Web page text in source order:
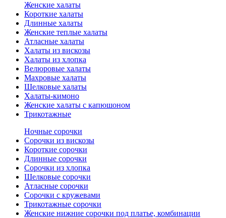
Женские халаты
Короткие халаты
Длинные халаты
Женские теплые халаты
Атласные халаты
Халаты из вискозы
Халаты из хлопка
Велюровые халаты
Махровые халаты
Шелковые халаты
Халаты-кимоно
Женские халаты с капюшоном
Трикотажные
Ночные сорочки
Сорочки из вискозы
Короткие сорочки
Длинные сорочки
Сорочки из хлопка
Шелковые сорочки
Атласные сорочки
Сорочки с кружевами
Трикотажные сорочки
Женские нижние сорочки под платье, комбинации